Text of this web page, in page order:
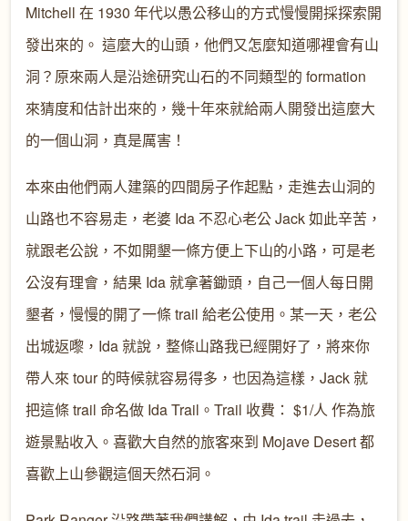
Mitchell 在 1930 年代以愚公移山的方式慢慢開採探索開
發出來的。 這麼大的山頭，他們又怎麼知道哪裡會有山
洞？原來兩人是沿途研究山石的不同類型的 formation
來猜度和估計出來的，幾十年來就給兩人開發出這麼大
的一個山洞，真是厲害！
本來由他們兩人建築的四間房子作起點，走進去山洞的
山路也不容易走，老婆 Ida 不忍心老公 Jack 如此辛苦，
就跟老公說，不如開墾一條方便上下山的小路，可是老
公沒有理會，結果 Ida 就拿著鋤頭，自己一個人每日開
墾者，慢慢的開了一條 trail 給老公使用。某一天，老公
出城返嚟，Ida 就說，整條山路我已經開好了，將來你
帶人來 tour 的時候就容易得多，也因為這樣，Jack 就
把這條 trail 命名做 Ida Trail。Trail 收費： $1/人 作為旅
遊景點收入。喜歡大自然的旅客來到 Mojave Desert 都
喜歡上山參觀這個天然石洞。